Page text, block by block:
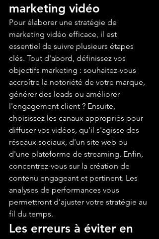
marketing vidéo
Pour élaborer une stratégie de
marketing vidéo efficace, il est
essentiel de suivre plusieurs étapes
clés. Tout d'abord, définissez vos
objectifs marketing : souhaitez-vous
accroître la notoriété de votre marque,
générer des leads ou améliorer
l'engagement client ? Ensuite,
choisissez les canaux appropriés pour
diffuser vos vidéos, qu'il s'agisse des
réseaux sociaux, d'un site web ou
d'une plateforme de streaming. Enfin,
concentrez-vous sur la création de
contenu engageant et pertinent. Les
analyses de performances vous
permettront d'ajuster votre stratégie au
fil du temps.
Les erreurs à éviter en